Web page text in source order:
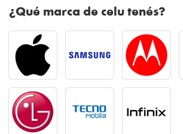
¿Qué marca de celu tenés?